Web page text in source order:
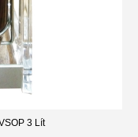
3 Lít